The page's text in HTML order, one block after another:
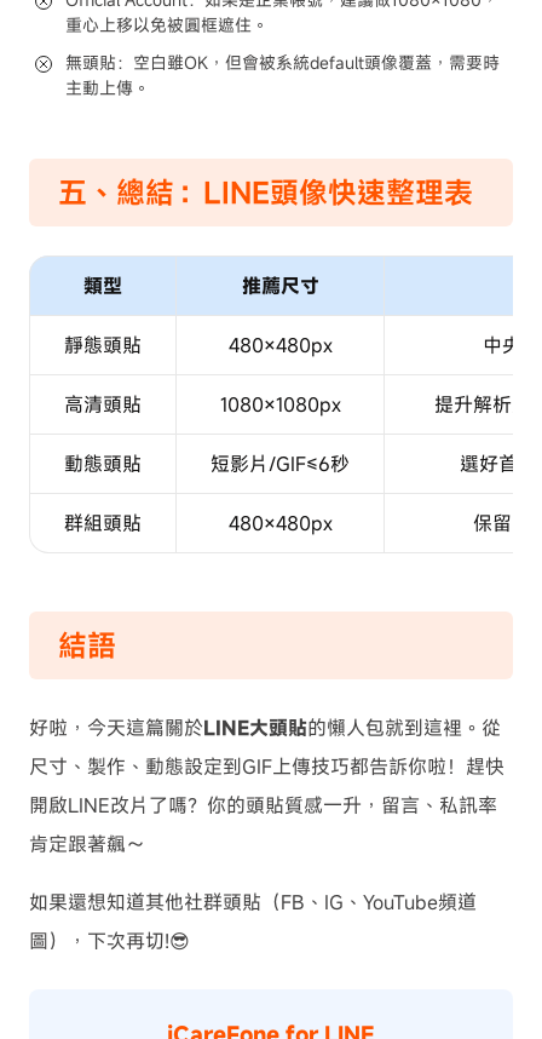
重心上移以免被圓框遮住。
無頭貼：空白雖OK，但會被系統default頭像覆蓋，需要時
主動上傳。
五、總結：LINE頭像快速整理表
類型 推薦尺寸
靜態頭貼 480×480px 中央
高清頭貼 1080×1080px 提升解析度
動態頭貼 短影片/GIF≤6秒 選好首
群組頭貼 480×480px 保留重
結語
好啦，今天這篇關於LINE大頭貼的懶人包就到這裡。從
尺寸、製作、動態設定到GIF上傳技巧都告訴你啦！趕快
開啟LINE改片了嗎？你的頭貼質感一升，留言、私訊率
肯定跟著飆～
如果還想知道其他社群頭貼（FB、IG、YouTube頻道
圖），下次再切!😎